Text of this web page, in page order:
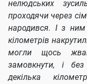
нелюдських
проходячи через
народився. І з
кілометрів
могли щось
замовкнути, і
декілька